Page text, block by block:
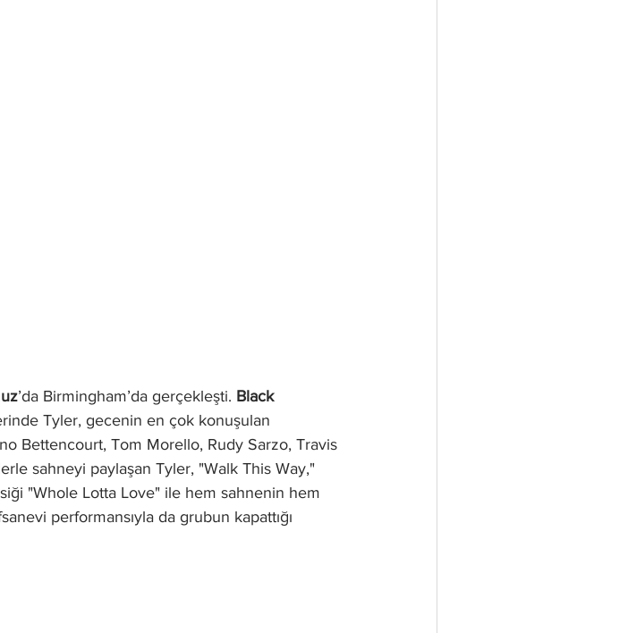
’da Birmingham’da gerçekleşti. Black
Tyler, gecenin en çok konuşulan
Bettencourt, Tom Morello, Rudy Sarzo, Travis
sahneyi paylaşan Tyler, "Walk This Way,"
"Whole Lotta Love" ile hem sahnenin hem
performansıyla da grubun kapattığı